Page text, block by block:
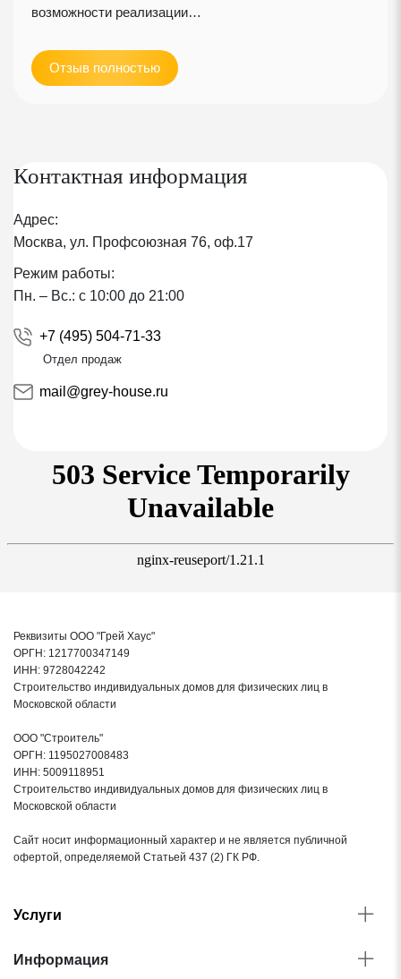
Утепление 200 мм базальтовым утеплителем
Универсальная диффузионная мембрана Изоспан AQ150
PROF
функционального слоя из термопластичного
полиуретана
Водонепроницаемая
Ветронепроницаемая
Паропроницаемая
Обладает высокой эластичностью и упругостью
важно при использовании металлочерепицы)
Обеспечивает 100 % надежность от проникновения
водяного пара в строительную конструкцию
Проклейка стыков пленки двусторонним скотчем
ППУ лента под контробрешетку
Стальные оцинкованные саморезы в цвет кровли
Доставка
Сборка
Приемка инженером технического надзора
возможности реализации…
Отзыв полностью
Контактная информация
Адрес:
Москва, ул. Профсоюзная 76, оф.17
Режим работы:
Пн. – Вс.: с 10:00 до 21:00
+7 (495) 504-71-33
Отдел продаж
mail@grey-house.ru
Реквизиты ООО "Грей Хаус"
ОРГН: 1217700347149
ИНН: 9728042242
Строительство индивидуальных домов для физических лиц в
Московской области
ООО "Строитель"
ОРГН: 1195027008483
ИНН: 5009118951
Строительство индивидуальных домов для физических лиц в
Московской области
Сайт носит информационный характер и не является публичной
офертой, определяемой Статьей 437 (2) ГК РФ.
Услуги
Информация